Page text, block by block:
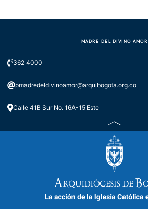
MADRE DEL DIVINO AMOR
362 4000
pmadredeldivinoamor@arquibogota.org.co
Calle 41B Sur No. 16A-15 Este